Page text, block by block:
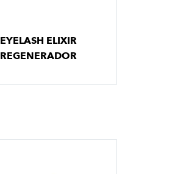
EYELASH ELIXIR
REGENERADOR